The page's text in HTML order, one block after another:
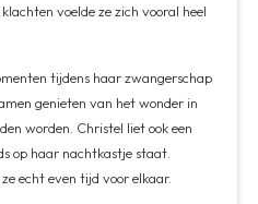
voelde ze zich vooral heel
tijdens haar zwangerschap
genieten van het wonder in
worden. Christel liet ook een
op haar nachtkastje staat.
echt even tijd voor elkaar.